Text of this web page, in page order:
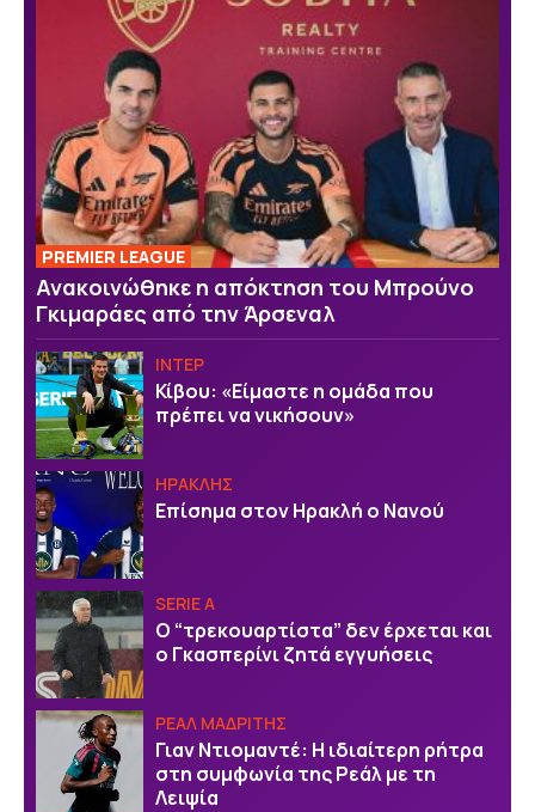
PREMIER LEAGUE
Ανακοινώθηκε η απόκτηση του Μπρούνο
Γκιμαράες από την Άρσεναλ
ΙΝΤΕΡ
Κίβου: «Είμαστε η ομάδα που
πρέπει να νικήσουν»
ΗΡΑΚΛΗΣ
Επίσημα στον Ηρακλή ο Νανού
SERIE A
Ο “τρεκουαρτίστα” δεν έρχεται και
ο Γκασπερίνι ζητά εγγυήσεις
ΡΕΑΛ ΜΑΔΡΙΤΗΣ
Γιαν Ντιομαντέ: Η ιδιαίτερη ρήτρα
στη συμφωνία της Ρεάλ με τη
Λειψία